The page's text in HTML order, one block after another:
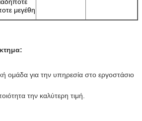
μεγέθη
ομάδα για την υπηρεσία στο εργοστάσιο
την καλύτερη τιμή.